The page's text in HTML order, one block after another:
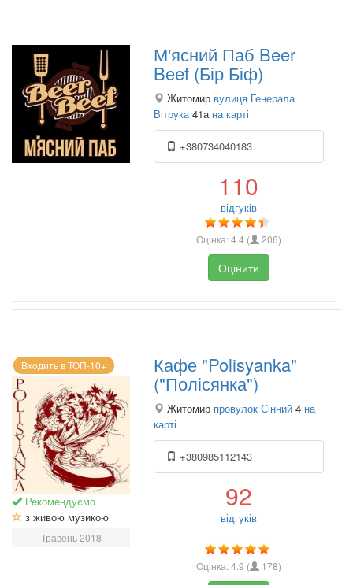
М'ясний Паб Beer
Beef (Бір Біф)
Житомир вулиця Генерала
Вітрука 41а на карті
+380734040183
110
відгуків
Оцінка:4.4 ( 206)
Оцінити
Входить в ТОП-10+
Рекомендуємо
з живою музикою
Травень 2018
Кафе "Polisyanka"
("Полісянка")
Житомир провулок Сінний 4 на
карті
+380985112143
92
відгуків
Оцінка:4.9 ( 178)